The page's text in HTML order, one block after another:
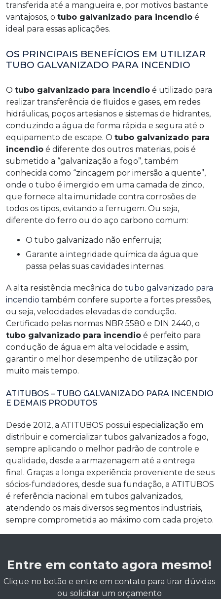
transferida até a mangueira e, por motivos bastante
vantajosos, o tubo galvanizado para incendio é
ideal para essas aplicações.
OS PRINCIPAIS BENEFÍCIOS EM UTILIZAR
TUBO GALVANIZADO PARA INCENDIO
O tubo galvanizado para incendio é utilizado para
realizar transferência de fluidos e gases, em redes
hidráulicas, poços artesianos e sistemas de hidrantes,
conduzindo a água de forma rápida e segura até o
equipamento de escape. O tubo galvanizado para
incendio é diferente dos outros materiais, pois é
submetido a “galvanização a fogo”, também
conhecida como “zincagem por imersão a quente”,
onde o tubo é imergido em uma camada de zinco,
que fornece alta imunidade contra corrosões de
todos os tipos, evitando a ferrugem. Ou seja,
diferente do ferro ou do aço carbono comum:
o tubo galvanizado não enferruja;
garante a integridade química da água que
passa pelas suas cavidades internas.
A alta resistência mecânica do tubo galvanizado para
incendio também confere suporte a fortes pressões,
ou seja, velocidades elevadas de condução.
Certificado pelas normas NBR 5580 e DIN 2440, o
tubo galvanizado para incendio é perfeito para
condução de água em alta velocidade e assim,
garantir o melhor desempenho de utilização por
muito mais tempo.
ATITUBOS – TUBO GALVANIZADO PARA INCENDIO
E DEMAIS PRODUTOS
Desde 2012, a ATITUBOS possui especialização em
distribuir e comercializar tubos galvanizados a fogo,
sempre aplicando o melhor padrão de controle e
qualidade, desde a armazenagem até a entrega
final. Graças a longa experiência proveniente de seus
sócios-fundadores, desde sua fundação, a ATITUBOS
é referência nacional em tubos galvanizados,
atendendo os mais diversos segmentos industriais,
sempre comprometida ao máximo com cada projeto.
Entre em contato agora mesmo!
Clique no botão e entre em contato para tirar dúvidas
ou solicitar um orçamento